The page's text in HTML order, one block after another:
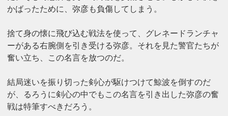
かばったために、弥彦も負傷してしまう。
捨て身の懐に飛び込む戦法を使って、グレネードランチャ
ーがある右腕側を引き受ける弥彦。それを見た警官たちが
奮い立ち、この名言を放つのだ。
結局迷いを振り切った剣心が駆けつけて鯨波を倒すのだ
が、るろうに剣心の中でもこの名言を引き出した弥彦の奮
戦は特筆すべきだろう。